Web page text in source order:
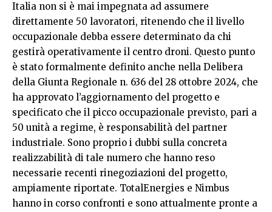
Italia non si è mai impegnata ad assumere
direttamente 50 lavoratori, ritenendo che il livello
occupazionale debba essere determinato da chi
gestirà operativamente il centro droni. Questo punto
è stato formalmente definito anche nella Delibera
della Giunta Regionale n. 636 del 28 ottobre 2024, che
ha approvato l’aggiornamento del progetto e
specificato che il picco occupazionale previsto, pari a
50 unità a regime, è responsabilità del partner
industriale. Sono proprio i dubbi sulla concreta
realizzabilità di tale numero che hanno reso
necessarie recenti rinegoziazioni del progetto,
ampiamente riportate. TotalEnergies e Nimbus
hanno in corso confronti e sono attualmente pronte a